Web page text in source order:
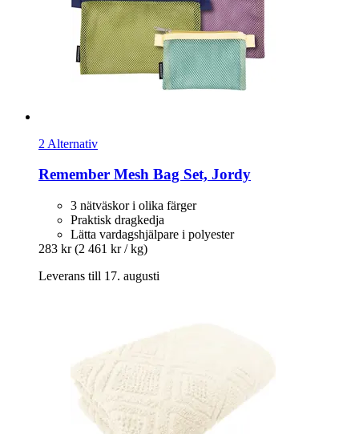
2 Alternativ
Remember Mesh Bag Set, Jordy
3 nätväskor i olika färger
Praktisk dragkedja
Lätta vardagshjälpare i polyester
283 kr (2 461 kr / kg)
Leverans till 17. augusti